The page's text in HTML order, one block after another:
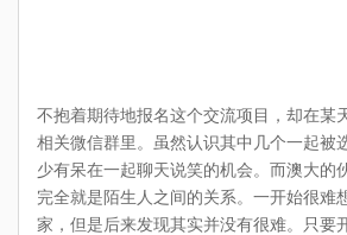
不抱着期待地报名这个交流项目，却在某
相关微信群里。虽然认识其中几个一起被
少有呆在一起聊天说笑的机会。而澳大的
完全就是陌生人之间的关系。一开始很难
家，但是后来发现其实并没有很难。只要